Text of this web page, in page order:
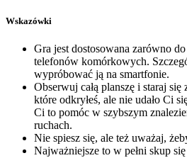
Wskazówki
Gra jest dostosowana zarówno
telefonów komórkowych.
wypróbować ją na smartfonie.
Obserwuj całą planszę i staraj
które odkryłeś, ale nie udało Ci
Ci to pomóc w szybszym
ruchach.
Nie spiesz się, ale też uważaj,
Najważniejsze to w pełni skup